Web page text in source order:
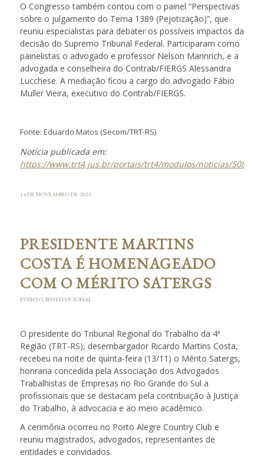
O Congresso também contou com o painel “Perspectivas
sobre o julgamento do Tema 1389 (Pejotização)”, que
reuniu especialistas para debater os possíveis impactos da
decisão do Supremo Tribunal Federal. Participaram como
painelistas o advogado e professor Nelson Mannrich, e a
advogada e conselheira do Contrab/FIERGS Alessandra
Lucchese. A mediação ficou a cargo do advogado Fábio
Muller Vieira, executivo do Contrab/FIERGS.
Fonte: Eduardo Matos (Secom/TRT-RS)
Notícia publicada em:
https://www.trt4.jus.br/portais/trt4/modulos/noticias/
14 DE NOVEMBRO DE 2025
PRESIDENTE MARTINS
COSTA É HOMENAGEADO
COM O MÉRITO SATERGS
EVENTO,INSTITUCIONAL
O presidente do Tribunal Regional do Trabalho da 4ª
Região (TRT-RS), desembargador Ricardo Martins Costa,
recebeu na noite de quinta-feira (13/11) o Mérito Satergs,
honraria concedida pela Associação dos Advogados
Trabalhistas de Empresas no Rio Grande do Sul a
profissionais que se destacam pela contribuição à Justiça
do Trabalho, à advocacia e ao meio acadêmico.
A cerimônia ocorreu no Porto Alegre Country Club e
reuniu magistrados, advogados, representantes de
entidades e convidados.